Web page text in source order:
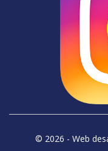
© 2026 - Web